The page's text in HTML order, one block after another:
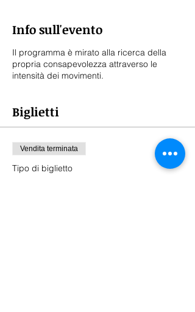
Info sull'evento
Il programma è mirato alla ricerca della
propria consapevolezza attraverso le
intensità dei movimenti.
Biglietti
Vendita terminata
Tipo di biglietto